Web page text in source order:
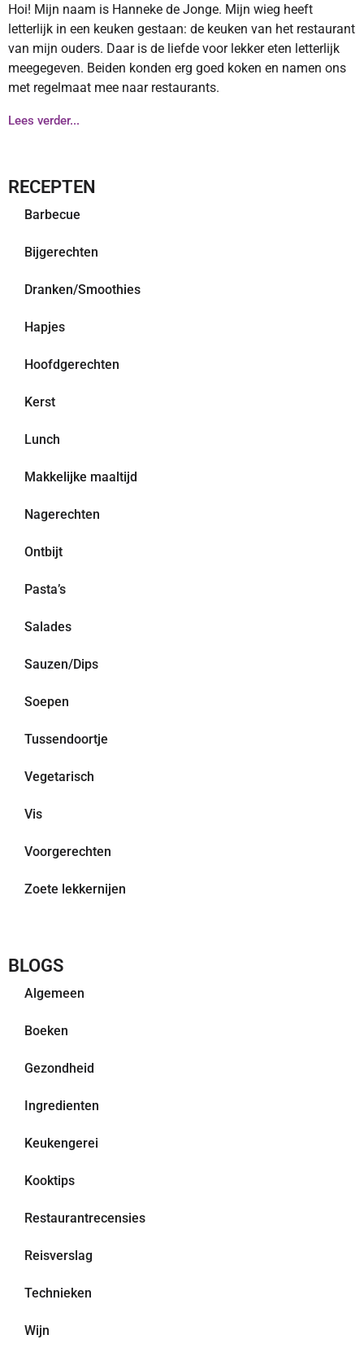
Hoi! Mijn naam is Hanneke de Jonge. Mijn wieg heeft
letterlijk in een keuken gestaan: de keuken van het restaurant
van mijn ouders. Daar is de liefde voor lekker eten letterlijk
meegegeven. Beiden konden erg goed koken en namen ons
met regelmaat mee naar restaurants.
Lees verder...
RECEPTEN
Barbecue
Bijgerechten
Dranken/Smoothies
Hapjes
Hoofdgerechten
Kerst
Lunch
Makkelijke maaltijd
Nagerechten
Ontbijt
Pasta’s
Salades
Sauzen/Dips
Soepen
Tussendoortje
Vegetarisch
Vis
Voorgerechten
Zoete lekkernijen
BLOGS
Algemeen
Boeken
Gezondheid
Ingredienten
Keukengerei
Kooktips
Restaurantrecensies
Reisverslag
Technieken
Wijn